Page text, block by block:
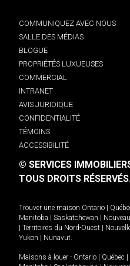
COMMUNIQUEZ AVEC NOUS
SALLE DES MÉDIAS
BLOGUE
PROPRIÉTÉS LUXUEUSES
COMMERCIAL
INTRANET
AVIS JURIDIQUE
CONFIDENTIALITÉ
TÉMOINS
ACCESSIBILITÉ
© SERVICES
TOUS DROITS
Trouver une maison Ontario
Manitoba
Saskatchewan
Territoires du Nord-Ouest
Yukon
Nunavut.
Maisons à louer - Ontario Québec